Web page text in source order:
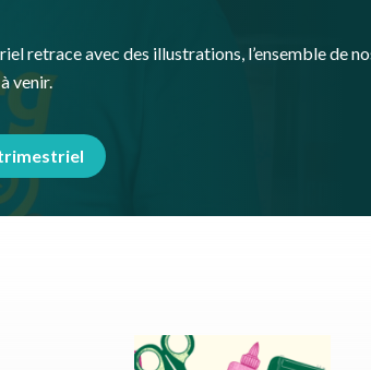
retrace avec des illustrations, l’ensemble de
venir.